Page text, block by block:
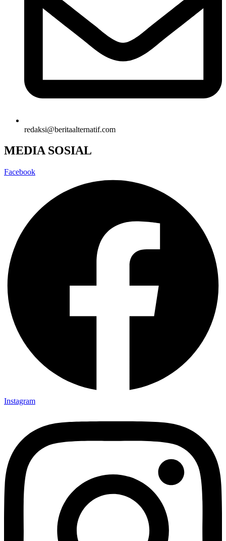
redaksi@beritaalternatif.com
MEDIA SOSIAL
Facebook
Instagram